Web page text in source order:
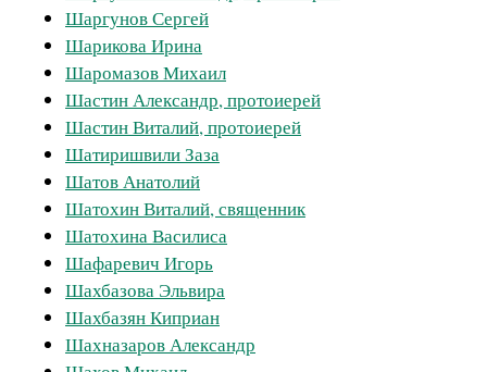
Шаргунов Сергей
Шарикова Ирина
Шаромазов Михаил
Шастин Александр, протоиерей
Шастин Виталий, протоиерей
Шатиришвили Заза
Шатов Анатолий
Шатохин Виталий, священник
Шатохина Василиса
Шафаревич Игорь
Шахбазова Эльвира
Шахбазян Киприан
Шахназаров Александр